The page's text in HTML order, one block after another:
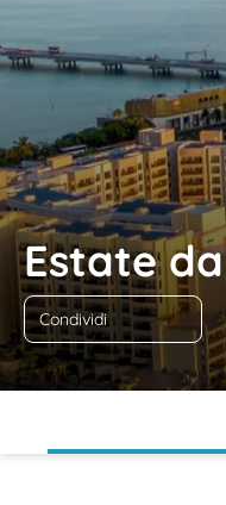
Estate
Condividi